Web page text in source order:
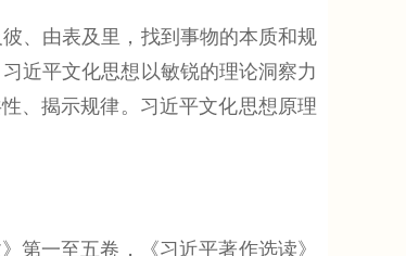
、由表及里，找到事物的本质和规
近平文化思想以敏锐的理论洞察力
、揭示规律。习近平文化思想原理
一至五卷，《习近平著作选读》